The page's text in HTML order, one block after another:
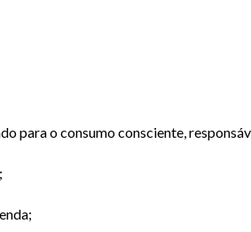
para o consumo consciente,